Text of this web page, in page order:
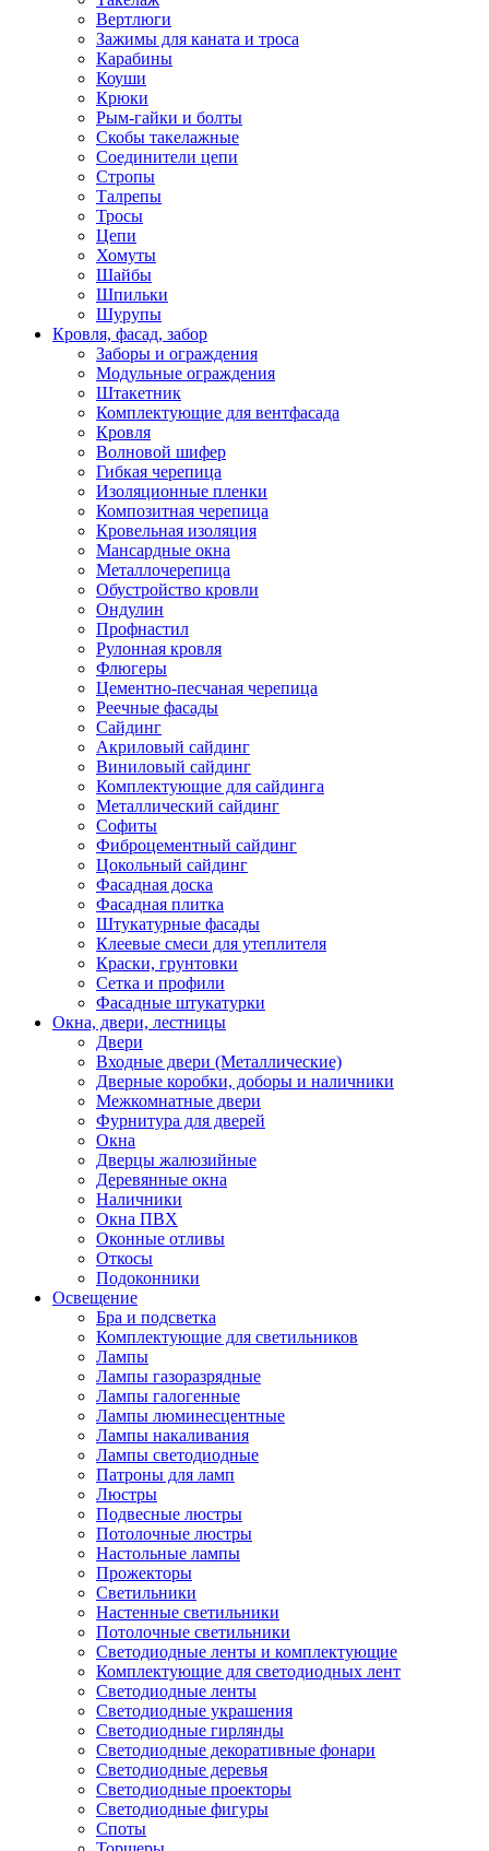
Вертлюги
Зажимы для каната и троса
Карабины
Коуши
Крюки
Рым-гайки и болты
Скобы такелажные
Соединители цепи
Стропы
Талрепы
Тросы
Цепи
Хомуты
Шайбы
Шпильки
Шурупы
Кровля, фасад, забор
Заборы и ограждения
Модульные ограждения
Штакетник
Комплектующие для вентфасада
Кровля
Волновой шифер
Гибкая черепица
Изоляционные пленки
Композитная черепица
Кровельная изоляция
Мансардные окна
Металлочерепица
Обустройство кровли
Ондулин
Профнастил
Рулонная кровля
Флюгеры
Цементно-песчаная черепица
Реечные фасады
Сайдинг
Акриловый сайдинг
Виниловый сайдинг
Комплектующие для сайдинга
Металлический сайдинг
Софиты
Фиброцементный сайдинг
Цокольный сайдинг
Фасадная доска
Фасадная плитка
Штукатурные фасады
Клеевые смеси для утеплителя
Краски, грунтовки
Сетка и профили
Фасадные штукатурки
Окна, двери, лестницы
Двери
Входные двери (Металлические)
Дверные коробки, доборы и наличники
Межкомнатные двери
Фурнитура для дверей
Окна
Дверцы жалюзийные
Деревянные окна
Наличники
Окна ПВХ
Оконные отливы
Откосы
Подоконники
Освещение
Бра и подсветка
Комплектующие для светильников
Лампы
Лампы газоразрядные
Лампы галогенные
Лампы люминесцентные
Лампы накаливания
Лампы светодиодные
Патроны для ламп
Люстры
Подвесные люстры
Потолочные люстры
Настольные лампы
Прожекторы
Светильники
Настенные светильники
Потолочные светильники
Светодиодные ленты и комплектующие
Комплектующие для светодиодных лент
Светодиодные ленты
Светодиодные украшения
Светодиодные гирлянды
Светодиодные декоративные фонари
Светодиодные деревья
Светодиодные проекторы
Светодиодные фигуры
Споты